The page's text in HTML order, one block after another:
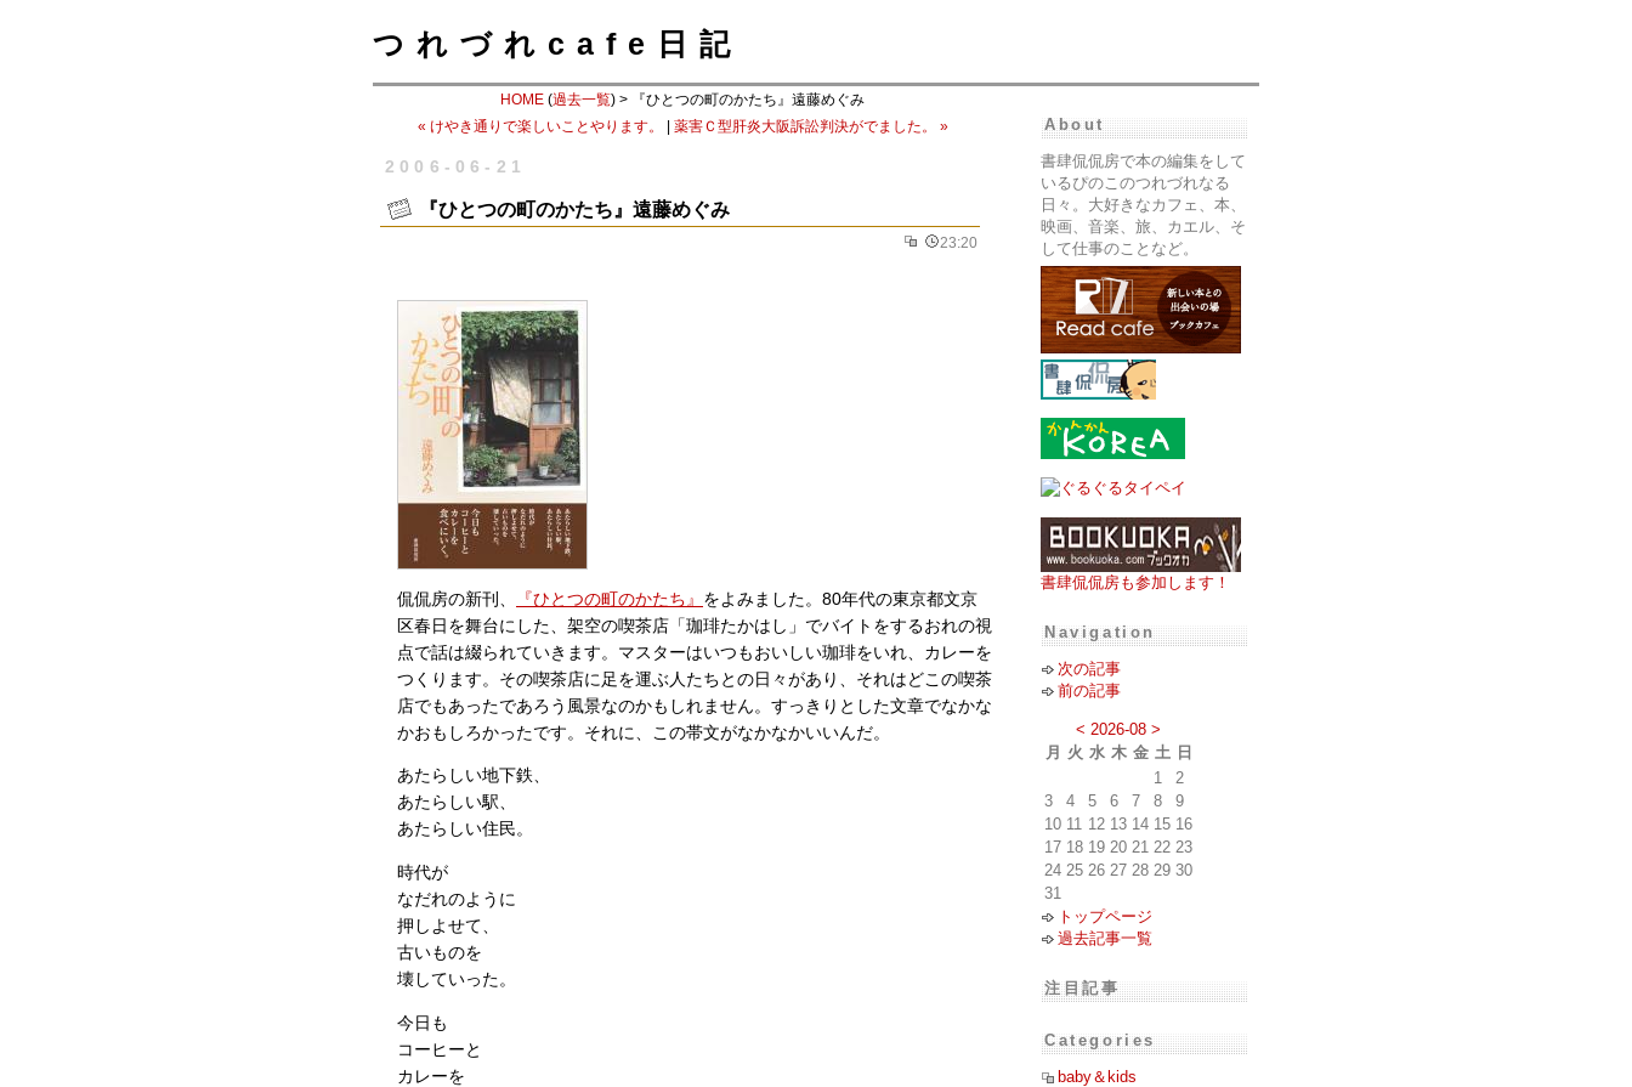
つれづれcafe日記
HOME (過去一覧) > 『ひとつの町のかたち』遠藤めぐみ
« けやき通りで楽しいことやります。
薬害Ｃ型肝炎大阪訴訟判決がでました。 »
2006-06-21
『ひとつの町のかたち』遠藤めぐみ
23:20
侃侃房の新刊、 『ひとつの町のかたち』 をよみました。80年代の東京都文京
区春日を舞台にした、架空の喫茶店「珈琲たかはし」でバイトをするおれの視
点で話は綴られていきます。マスターはいつもおいしい珈琲をいれ、カレーを
つくります。その喫茶店に足を運ぶ人たちとの日々があり、それはどこの喫茶
店でもあったであろう風景なのかもしれません。すっきりとした文章でなかな
かおもしろかったです。それに、この帯文がなかなかいいんだ。
あたらしい地下鉄、
あたらしい駅、
あたらしい住民。
時代が
なだれのように
押しよせて、
古いものを
壊していった。
今日も
コーヒーと
カレーを
About
書肆侃侃房で本の編集をして
いるぴのこのつれづれなる
日々。大好きなカフェ、本、
映画、音楽、旅、カエル、そ
して仕事のことなど。
書肆侃侃房も参加します！
Navigation
次の記事
前の記事
< 2026-08 >
月
火 水 木 金 土 日
1
2
3
4 5 6 7 8
9
10 11 12 13 14 15 16
17 18 19 20 21 22 23
24 25 26 27 28 29 30
31
トップページ
過去記事一覧
注目記事
Categories
baby＆kids